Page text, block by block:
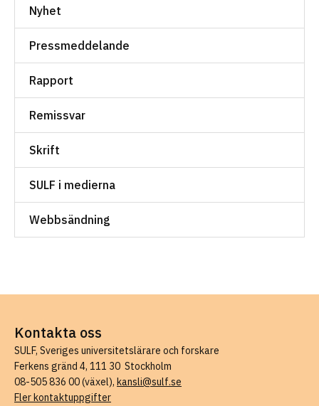
Nyhet
Pressmeddelande
Rapport
Remissvar
Skrift
SULF i medierna
Webbsändning
Kontakta oss
SULF, Sveriges universitetslärare och forskare
Ferkens gränd 4, 111 30 Stockholm
08-505 836 00 (växel), kansli@sulf.se
Fler kontaktuppgifter